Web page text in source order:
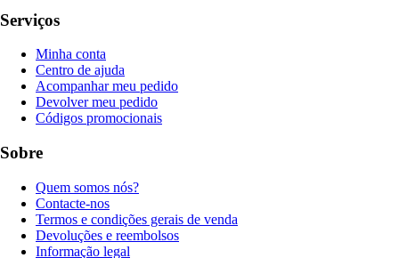
Serviços
Minha conta
Centro de ajuda
Acompanhar meu pedido
Devolver meu pedido
Códigos promocionais
Sobre
Quem somos nós?
Contacte-nos
Termos e condições gerais de venda
Devoluções e reembolsos
Informação legal